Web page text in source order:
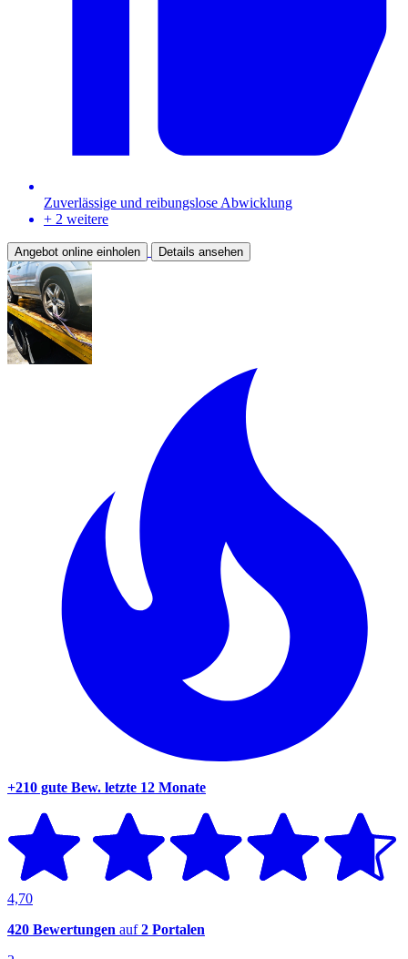
Zuverlässige und reibungslose Abwicklung
+ 2 weitere
Angebot online einholen Details ansehen
+210 gute Bew. letzte 12 Monate
4,70
420 Bewertungen auf2 Portalen